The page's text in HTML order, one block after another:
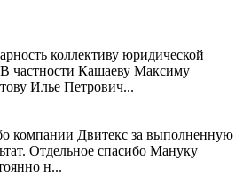
коллективу юридической
частности Кашаеву Максиму
Илье Петрович...
компании Двитекс за выполненную
Отдельное спасибо Мануку
н...